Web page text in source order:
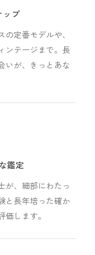
ップ
定番モデルや、
ンテージまで。長
いが、きっとあな
鑑定
が、細部にわたっ
と長年培った確か
します。